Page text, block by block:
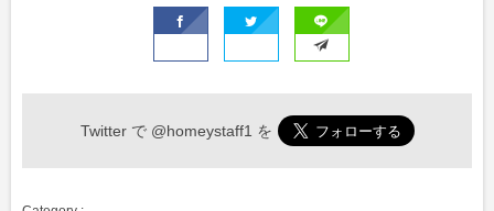
Twitter で @homeystaff1 を